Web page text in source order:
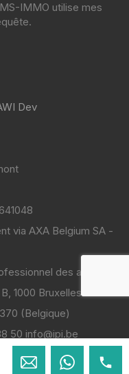
IMMO utilise mes
Dev
via AXA Belgium SA -
des agents
1000 Bruxelles
50 info@ipi.be